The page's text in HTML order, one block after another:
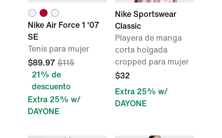
Nike Air Force 1 '07
SE
Tenis para mujer
$89.97 $115
21% de
descuento
Extra 25% w/
DAYONE
Nike Sportswear
Classic
Playera de manga
corta holgada
cropped para mujer
$32
Extra 25% w/
DAYONE